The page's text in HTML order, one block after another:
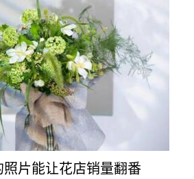
照片能让花店销量翻番